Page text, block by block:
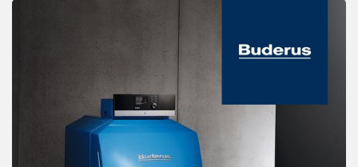
Alle Infos zum Logano plus KB195i